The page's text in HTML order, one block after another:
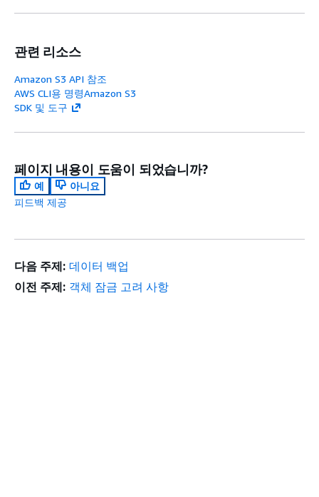
관련 리소스
Amazon S3 API 참조
AWS CLI용 명령Amazon S3
SDK 및 도구
페이지 내용이 도움이 되었습니까?
예
아니요
피드백 제공
다음 주제: 데이터 백업
이전 주제: 객체 잠금 고려 사항